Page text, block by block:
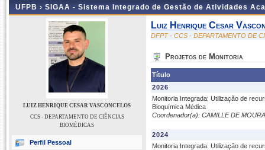
UFPB › SIGAA - Sistema Integrado de Gestão de Atividades
LUIZ HENRIQUE CESAR VASCONCELOS
CCS - DEPARTAMENTO DE CIÊNCIAS
BIOMÉDICAS
Perfil Pessoal
Luiz Henrique Cesar
DFPT - CCS - DEPARTAMENTO DE
Projetos de Monitoria
Título
2026
Monitoria Integrada: Utilização de
Bioquímica Médica
Coordenador(a): CAMILLE DE
2024
Monitoria Integrada: Utilização de